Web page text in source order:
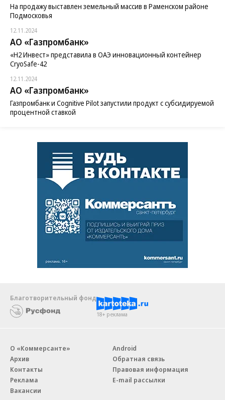
На продажу выставлен земельный массив в Раменском районе
Подмосковья
12.11.2024
АО «Газпромбанк»
«H2 Инвест» представила в ОАЭ инновационный контейнер
CryoSafe-42
12.11.2024
АО «Газпромбанк»
Газпромбанк и Cognitive Pilot запустили продукт с субсидируемой
процентной ставкой
Благотворительный фонд
18+ реклама
О «Коммерсанте»
Архив
Контакты
Реклама
Вакансии
Android
Обратная связь
Правовая информация
E-mail рассылки